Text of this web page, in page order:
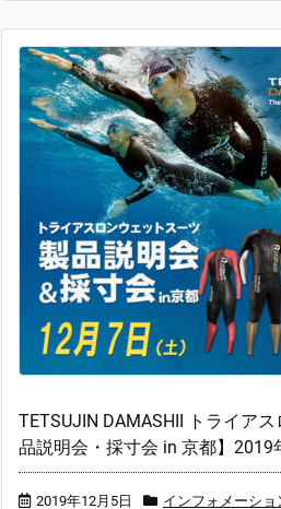
TETSUJIN DAMASHII トライア
品説明会・採寸会 in 京都】2019
2019年12月5日 インフォメーショ